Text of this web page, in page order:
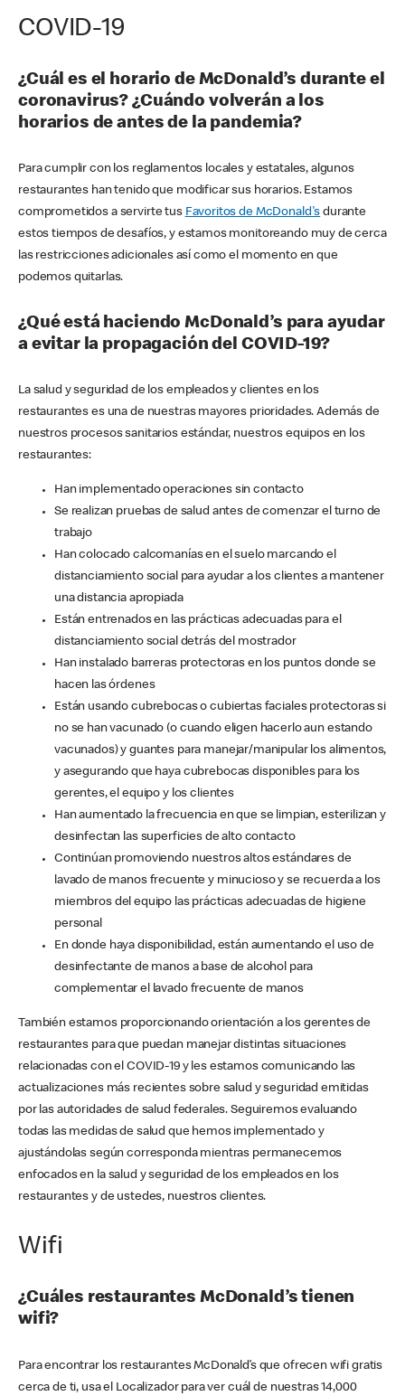
COVID-19
¿Cuál es el horario de McDonald’s durante el
coronavirus? ¿Cuándo volverán a los
horarios de antes de la pandemia?
Para cumplir con los reglamentos locales y estatales, algunos
restaurantes han tenido que modificar sus horarios. Estamos
comprometidos a servirte tus Favoritos de McDonald's durante
estos tiempos de desafíos, y estamos monitoreando muy de cerca
las restricciones adicionales así como el momento en que
podemos quitarlas.
¿Qué está haciendo McDonald’s para ayudar
a evitar la propagación del COVID-19?
La salud y seguridad de los empleados y clientes en los
restaurantes es una de nuestras mayores prioridades. Además de
nuestros procesos sanitarios estándar, nuestros equipos en los
restaurantes:
Han implementado operaciones sin contacto
Se realizan pruebas de salud antes de comenzar el turno de
trabajo
Han colocado calcomanías en el suelo marcando el
distanciamiento social para ayudar a los clientes a mantener
una distancia apropiada
Están entrenados en las prácticas adecuadas para el
distanciamiento social detrás del mostrador
Han instalado barreras protectoras en los puntos donde se
hacen las órdenes
Están usando cubrebocas o cubiertas faciales protectoras si
no se han vacunado (o cuando eligen hacerlo aun estando
vacunados) y guantes para manejar/manipular los alimentos,
y asegurando que haya cubrebocas disponibles para los
gerentes, el equipo y los clientes
Han aumentado la frecuencia en que se limpian, esterilizan y
desinfectan las superficies de alto contacto
Continúan promoviendo nuestros altos estándares de
lavado de manos frecuente y minucioso y se recuerda a los
miembros del equipo las prácticas adecuadas de higiene
personal
En donde haya disponibilidad, están aumentando el uso de
desinfectante de manos a base de alcohol para
complementar el lavado frecuente de manos
También estamos proporcionando orientación a los gerentes de
restaurantes para que puedan manejar distintas situaciones
relacionadas con el COVID-19 y les estamos comunicando las
actualizaciones más recientes sobre salud y seguridad emitidas
por las autoridades de salud federales. Seguiremos evaluando
todas las medidas de salud que hemos implementado y
ajustándolas según corresponda mientras permanecemos
enfocados en la salud y seguridad de los empleados en los
restaurantes y de ustedes, nuestros clientes.
Wifi
¿Cuáles restaurantes McDonald’s tienen
wifi?
Para encontrar los restaurantes McDonald’s que ofrecen wifi gratis
cerca de ti, usa el Localizador para ver cuál de nuestras 14,000